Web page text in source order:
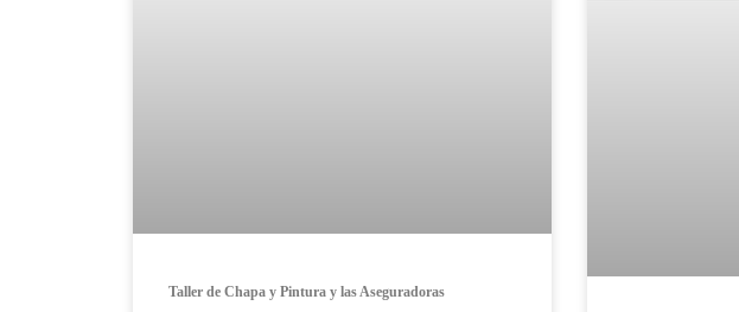
Taller de Chapa y Pintura y las Aseguradoras